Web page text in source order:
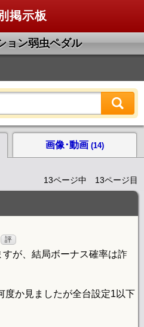
掲示板
ョン弱虫ペダル
画像･動画 (14)
13ページ中 13ページ目
評
が、結局ボーナス確率は詐
度か見ましたが全台設定1以下